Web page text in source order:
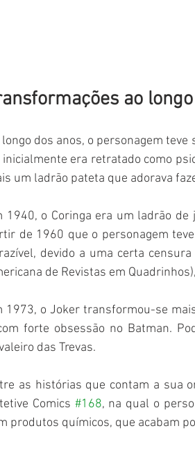
ao
longo dos anos, o personagem
inicialmente era retratado como
um ladrão pateta que adorava
1940, o Coringa era um ladrão
de 1960 que o personagem
devido a uma certa censura
de Revistas em
1973, o Joker transformou-se
forte obsessão no Batman.
das Trevas.
as histórias que contam a sua
Comics #168, na qual o
produtos químicos, que acabam